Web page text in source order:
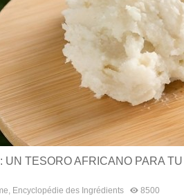
UN TESORO AFRICANO PARA
, Encyclopédie des Ingrédients 8500